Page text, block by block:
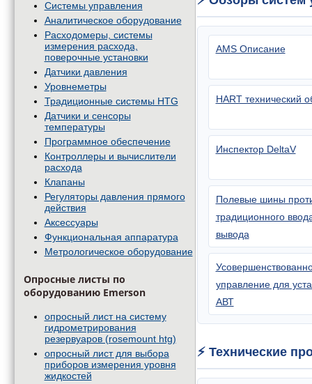
Системы управления
Аналитическое оборудование
Расходомеры, системы
измерения расхода,
поверочные установки
Датчики давления
Уровнеметры
Традиционные системы HTG
Датчики и сенсоры
температуры
Программное обеспечение
Контроллеры и вычислители
расхода
Клапаны
Регуляторы давления прямого
действия
Аксессуары
Функциональная аппаратура
Метрологическое оборудование
Опросные листы по
оборудованию Emerson
опросный лист на систему
гидрометрирования
резервуаров (rosemount htg)
опросный лист для выбора
приборов измерения уровня
жидкостей
AMS Описание
HART технический
Инспектор DeltaV
Полевые шины
традиционного
вывода
управление для
АВТ
⚡ Технические